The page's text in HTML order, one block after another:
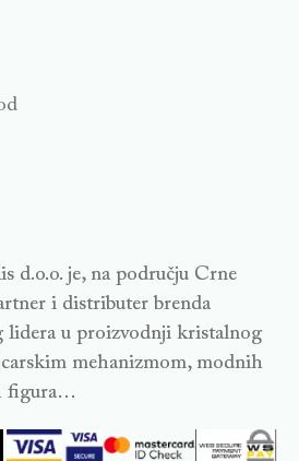
d.o.o. je, na području Crne
i distributer brenda
lidera u proizvodnji kristalnog
mehanizmom, modnih
figura…